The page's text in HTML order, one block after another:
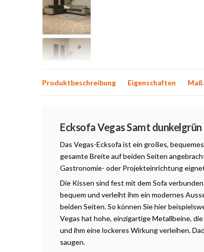
Produktbeschreibung Eigenschaften
Ecksofa Vegas Samt
Das Vegas-Ecksofa ist ein großes,
gesamte Breite auf beiden Seiten
Gastronomie- oder Projekteinrichtung
Die Kissen sind fest mit dem Sofa
bequem und verleiht ihm ein modernes
beiden Seiten. So können Sie hier
Vegas hat hohe, einzigartige Metallbeine,
und ihm eine lockeres Wirkung verleihen.
saugen.